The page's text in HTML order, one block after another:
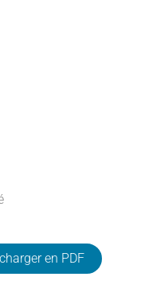
en PDF